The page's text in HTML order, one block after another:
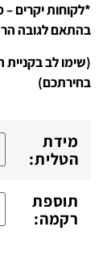
*לקוחות יקרים –
בהתאם לגובה
(שימו לב
בחירתכם)
מידת
הטלית:
תוספת
רקמה: